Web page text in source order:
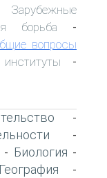
Зарубежные
борьба -
вопросы
-
-
-
- Биология -
География -